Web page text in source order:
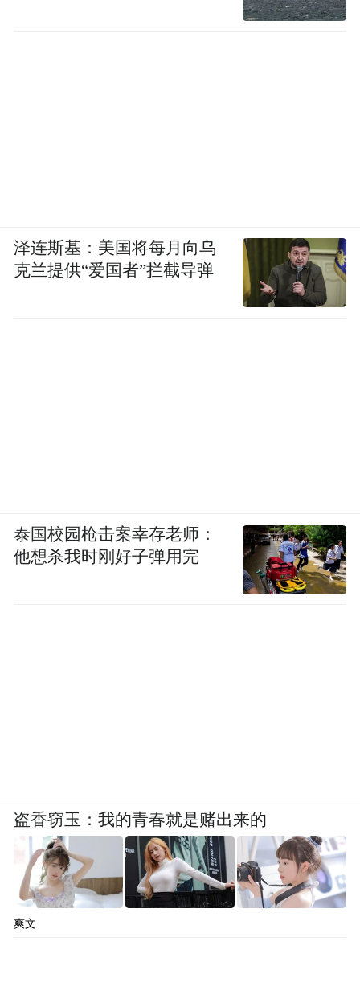
泽连斯基：美国将每月向乌
克兰提供“爱国者”拦截导弹
泰国校园枪击案幸存老师：
他想杀我时刚好子弹用完
盗香窃玉：我的青春就是赌出来的
爽文